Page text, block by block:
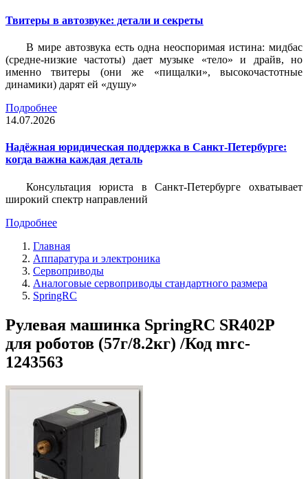
Твитеры в автозвуке: детали и секреты
В мире автозвука есть одна неоспоримая истина: мидбас
(средне-низкие частоты) дает музыке «тело» и драйв, но
именно твитеры (они же «пищалки», высокочастотные
динамики) дарят ей «душу»
Подробнее
14.07.2026
Надёжная юридическая поддержка в Санкт-Петербурге:
когда важна каждая деталь
Консультация юриста в Санкт-Петербурге охватывает
широкий спектр направлений
Подробнее
Главная
Аппаратура и электроника
Сервоприводы
Аналоговые сервоприводы стандартного размера
SpringRC
Рулевая машинка SpringRC SR402P
для роботов (57г/8.2кг) /Код mrc-
1243563